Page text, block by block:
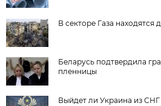
В секторе Газа находятся
Беларусь подтвердила
пленницы
Выйдет ли Украина из СНГ